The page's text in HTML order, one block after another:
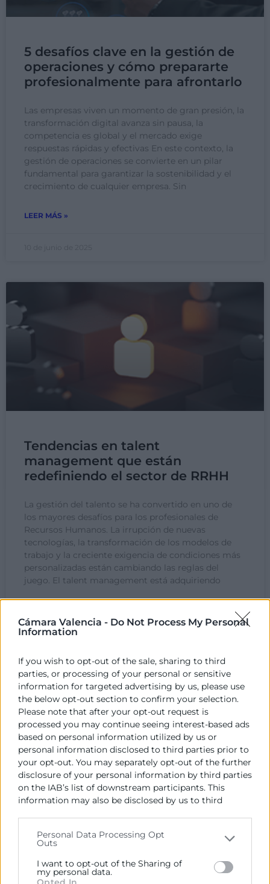
Cámara Valencia - Do Not Process My Personal
Information
If you wish to opt-out of the sale, sharing to third
parties, or processing of your personal or sensitive
information for targeted advertising by us, please use
the below opt-out section to confirm your selection.
Please note that after your opt-out request is
processed you may continue seeing interest-based ads
based on personal information utilized by us or
personal information disclosed to third parties prior to
your opt-out. You may separately opt-out of the further
disclosure of your personal information by third parties
on the IAB’s list of downstream participants. This
information may also be disclosed by us to third
Please note that this website/app uses one or more
Google services and may gather and store information
including but not limited to your visit or usage
Personal Data Processing Opt
Outs
I want to opt-out of the Sharing of
my personal data.
5 desafíos clave en la gestión de
operaciones y cómo prepararte
profesionalmente para afrontarlo
Las empresas viven un momento de gran presión, la
transformación digital avanza sin pausa, la
competencia es global y el mercado exige
respuestas rápidas y efectivas En este contexto, la
gestión de operaciones se convierte en un pilar
fundamental para garantizar la sostenibilidad y el
crecimiento de cualquier empresa. Sin
LEER MÁS »
Tendencias en talent
management que están
redefiniendo el sector de RRHH
La gestión del talento se ha convertido en uno de
los mayores desafíos para los profesionales de
Recursos Humanos. La irrupción de nuevas
tecnologías, la transformación de los modelos de
trabajo y la creciente exigencia de condiciones más
personalizadas están cambiando las reglas del
juego. El talent management está adquiriendo
Inteligencia artificial en las
desafíos